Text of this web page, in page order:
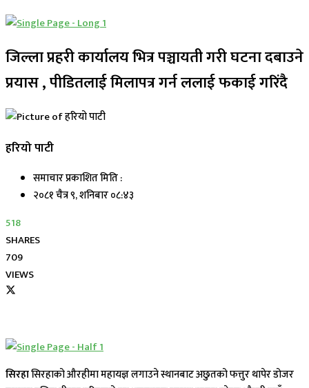
जिल्ला प्रहरी कार्यालय भित्र पञ्चायती गरी घटना दबाउने
प्रयास , पीडितलाई मिलापत्र गर्न ललाई फकाई गरिंदै
हरियो पाटी
समाचार प्रकाशित मिति :
२०८१ चैत्र ९, शनिबार ०८:४३
518
SHARES
709
VIEWS
सिरहासिरहाको औरहीमा महायज्ञ लगाउने स्थानबाट अछुतको फत्तुर थापेर डोजर